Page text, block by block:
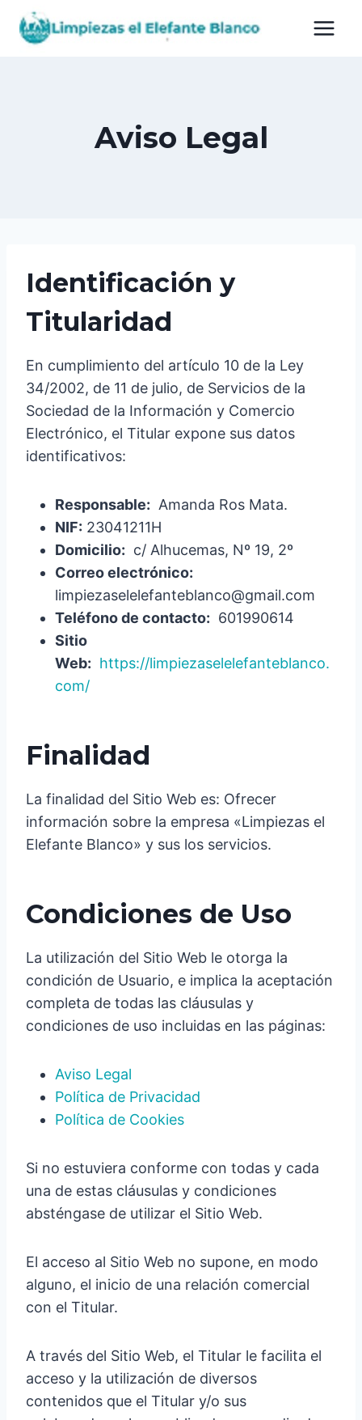
Saltar
Aviso Legal
Identificación y
Titularidad
En cumplimiento del artículo 10 de la Ley
34/2002, de 11 de julio, de Servicios de la
Sociedad de la Información y Comercio
Electrónico, el Titular expone sus datos
identificativos:
Responsable: Amanda Ros Mata.
NIF: 23041211H
Domicilio: c/ Alhucemas, Nº 19, 2º
Correo electrónico:
limpiezaselelefanteblanco@gmail.com
Teléfono de contacto: 601990614
Sitio
Web: https://limpiezaselelefanteblanco.
com/
Finalidad
La finalidad del Sitio Web es: Ofrecer
información sobre la empresa «Limpiezas el
Elefante Blanco» y sus los servicios.
Condiciones de Uso
La utilización del Sitio Web le otorga la
condición de Usuario, e implica la aceptación
completa de todas las cláusulas y
condiciones de uso incluidas en las páginas:
Aviso Legal
Política de Privacidad
Política de Cookies
Si no estuviera conforme con todas y cada
una de estas cláusulas y condiciones
absténgase de utilizar el Sitio Web.
El acceso al Sitio Web no supone, en modo
alguno, el inicio de una relación comercial
con el Titular.
A través del Sitio Web, el Titular le facilita el
acceso y la utilización de diversos
contenidos que el Titular y/o sus